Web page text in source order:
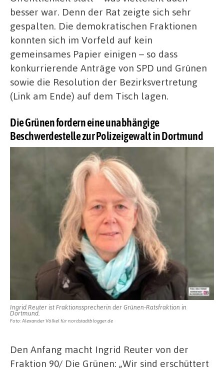
besser war. Denn der Rat zeigte sich sehr
gespalten. Die demokratischen Fraktionen
konnten sich im Vorfeld auf kein
gemeinsames Papier einigen – so dass
konkurrierende Anträge von SPD und Grünen
sowie die Resolution der Bezirksvertretung
(Link am Ende) auf dem Tisch lagen.
Die Grünen fordern eine unabhängige
Beschwerdestelle zur Polizeigewalt in Dortmund
Ingrid Reuter ist Fraktionssprecherin der Grünen-Ratsfraktion in
Dortmund.
Foto: Alexander Völkel für nordstadtblogger.de
Den Anfang macht Ingrid Reuter von der
Fraktion 90/ Die Grünen: „Wir sind erschüttert